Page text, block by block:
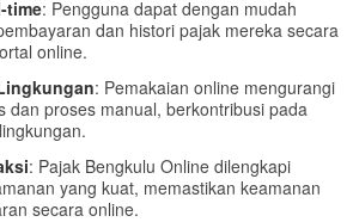
time: Pengguna dapat dengan mudah
dan histori pajak mereka secara
online.
: Pemakaian online mengurangi
dan proses manual, berkontribusi pada
: Pajak Bengkulu Online dilengkapi
yang kuat, memastikan keamanan
secara online.